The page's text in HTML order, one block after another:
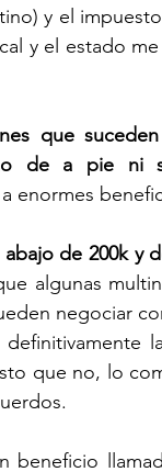
y el
y el estado
que
de a pie ni
enormes
de 200k y
algunas
negociar
que no, lo
beneficio